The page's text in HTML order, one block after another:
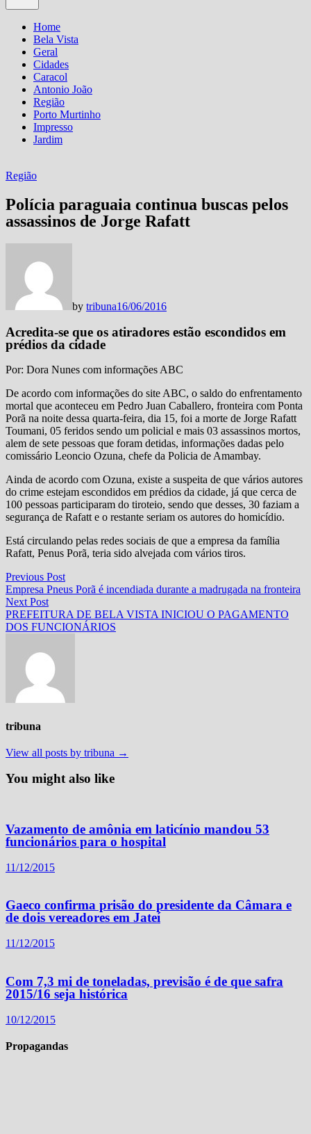
Home
Bela Vista
Geral
Cidades
Caracol
Antonio João
Região
Porto Murtinho
Impresso
Jardim
Região
Polícia paraguaia continua buscas pelos
assassinos de Jorge Rafatt
by tribuna16/06/2016
Acredita-se que os atiradores estão escondidos em
prédios da cidade
Por: Dora Nunes com informações ABC
De acordo com informações do site ABC, o saldo do enfrentamento
mortal que aconteceu em Pedro Juan Caballero, fronteira com Ponta
Porã na noite dessa quarta-feira, dia 15, foi a morte de Jorge Rafatt
Toumani, 05 feridos sendo um policial e mais 03 assassinos mortos,
alem de sete pessoas que foram detidas, informações dadas pelo
comissário Leoncio Ozuna, chefe da Policia de Amambay.
Ainda de acordo com Ozuna, existe a suspeita de que vários autores
do crime estejam escondidos em prédios da cidade, já que cerca de
100 pessoas participaram do tiroteio, sendo que desses, 30 faziam a
segurança de Rafatt e o restante seriam os autores do homicídio.
Está circulando pelas redes sociais de que a empresa da família
Rafatt, Penus Porã, teria sido alvejada com vários tiros.
Navegação
de
Post
Previous PostPrevious
post:
Empresa Pneus Porã é incendiada durante a madrugada na fronteira
Next PostNext
post:
PREFEITURA DE BELA VISTA INICIOU O PAGAMENTO
DOS FUNCIONÁRIOS
tribuna
View all posts by tribuna →
You might also like
Vazamento de amônia em laticínio mandou 53
funcionários para o hospital
11/12/2015
Gaeco confirma prisão do presidente da Câmara e
de dois vereadores em Jateí
11/12/2015
Com 7,3 mi de toneladas, previsão é de que safra
2015/16 seja histórica
10/12/2015
Propagandas